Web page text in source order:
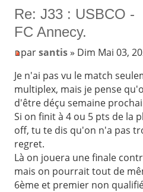
Re: J33 : USBCO -
FC Annecy.
parsantis» Dim Mai 03,
Je n'ai pas vu le match
multiplex, mais je pense
d'être déçu semaine
Si on finit à 4 ou 5 pts de la
off, tu te dis qu'on n'a pas
regret.
Là on jouera une finale
mais on pourrait tout de
6ème et premier non